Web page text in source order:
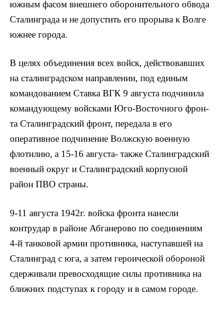
южным фасом внеш­него оборонительного обвода
Сталин­града и не допустить его прорыва к Вол­ге
южнее города.
В целях объединения всех войск, дей­ствовавших
на сталинградском направ­лении, под единым
командованием Став­ка ВГК 9 августа подчинила
командую­щему войсками Юго-Восточного фрон­
та Сталинградский фронт, передала в его
оперативное подчинение Волжскую военную
флотилию, а 15-16 августа- также Сталинградский
военный округ и Сталинградский корпусной
район ПВО страны.
9-11 августа 1942г. войска фронта нанесли
контрудар в районе Абганерово по соединениям
4-й танковой армии противника, наступавшей на
Сталин­град с юга, а затем героической оборо­ной
сдерживали превосходящие силы противника на
ближних подступах к го­роду и в самом городе.